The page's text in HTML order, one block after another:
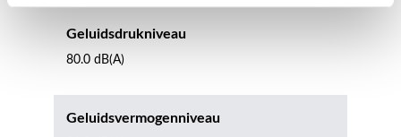
Geluidsdrukniveau
80.0 dB(A)
Geluidsvermogenniveau